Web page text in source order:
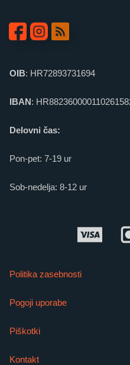
OIB: HR72893731694
IBAN:
Delovni čas:
Pon-pet: 7-19 ur
Sob-nedelja: 8-12 ur
Politika zasebnosti
Pogoji uporabe
Piškotki
Kontakt